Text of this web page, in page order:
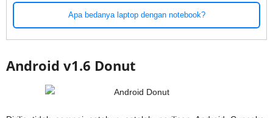
Apa bedanya laptop dengan notebook?
Android v1.6 Donut